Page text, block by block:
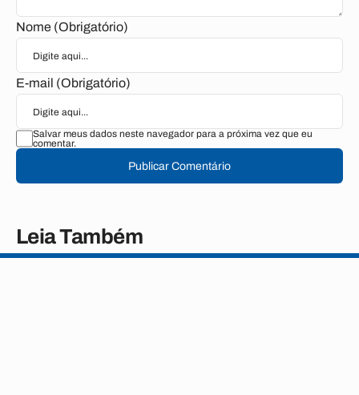
Nome (Obrigatório)
E-mail (Obrigatório)
Salvar meus dados neste navegador para a próxima vez que eu
comentar.
Publicar Comentário
Leia Também